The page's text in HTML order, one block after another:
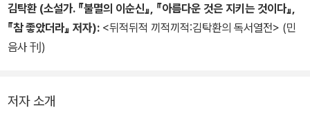
김탁환 (소설가. 『불멸의 이순신』, 『아름다운 것은 지키는 것이다』,
『참 좋았더라』 저자): <뒤적뒤적 끼적끼적:김탁환의 독서열전> (민
음사 刊)
저자 소개